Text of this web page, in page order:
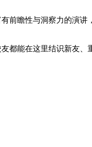
前瞻性与洞察力的演
能在这里结识新友、